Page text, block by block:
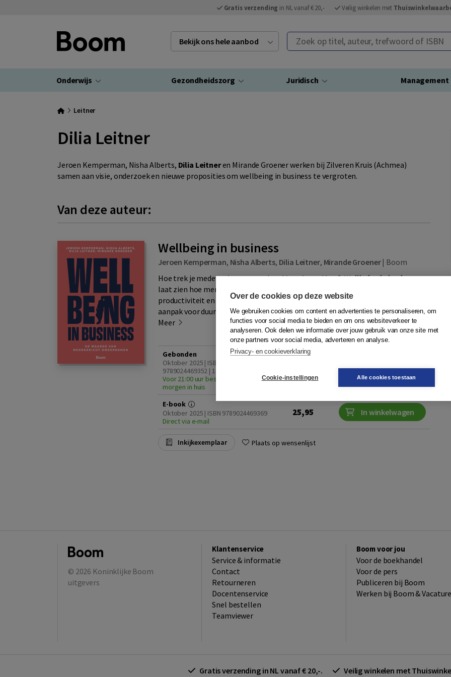
Gratis verzending in NL vanaf € 20,- Veilig winkelen met
Bekijk ons hele aanbod Zoek op titel, auteur, trefwoord of ISBN
Onderwijs Gezondheidszorg Juridisch Management
Leitner
Dilia Leitner
Jeroen Kemperman, Nisha Alberts, Dilia Leitneren Mirande Groener werken bij Zilveren Kruis (Achmea)
samen aan visie, onderzoek en nieuwe proposities om wellbeing in business te vergroten.
Van deze auteur:
Wellbeing in business
Jeroen Kemperman, Nisha Alberts, Dilia Leitner, Mirande Groener| Boom
Hoe trek je medewerkers aan en houd je ze betrokken?Wellbeing in business
laat zien hoe mensgericht ondernemen leidt tot meer werkplezier,
productiviteit en minder verloop. Met praktische handvatten en een systemische
aanpak voor duurzaam succes.
Meer
Gebonden
Oktober 2025 | ISBN
9789024469352 | 1e druk
Voor 21:00 uur besteld,
morgen in huis
In winkelwagen
E-book
Oktober 2025 | ISBN 9789024469369
Direct via e-mail
25,95 In winkelwagen
Inkijkexemplaar Plaats op wensenlijst
© 2026 Koninklijke Boom
uitgevers
Klantenservice
Service & informatie
Contact
Retourneren
Docentenservice
Snel bestellen
Teamviewer
Boom voor jou
Voor de boekhandel
Voor de pers
Publiceren bij Boom
Werken bij Boom &
Gratis verzending in NL vanaf € 20,-. Veilig winkelen met
Over de cookies op deze website
We gebruiken cookies om content en advertenties te personaliseren, om
functies voor social media te bieden en om ons websiteverkeer te
analyseren. Ook delen we informatie over jouw gebruik van onze site met
onze partners voor social media, adverteren en analyse.
Privacy- en cookieverklaring
Cookie-instellingen Alle cookies toestaan